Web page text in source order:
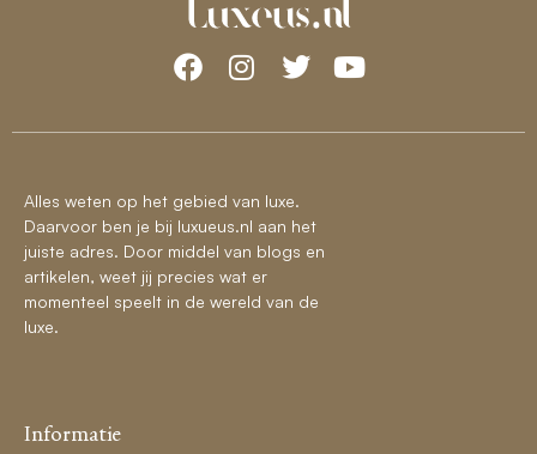
Alles weten op het gebied van luxe.
Daarvoor ben je bij luxueus.nl aan het
juiste adres. Door middel van blogs en
artikelen, weet jij precies wat er
momenteel speelt in de wereld van de
luxe.
Informatie